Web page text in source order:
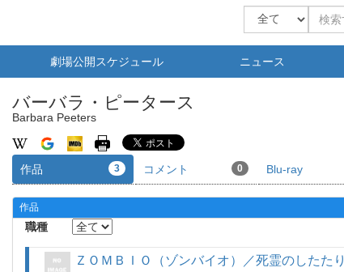
劇場公開スケジュール ニュース
バーバラ・ピータース
Barbara Peeters
作品 3 コメント 0 Blu-ray
作品
職種
ＺＯＭＢＩＯ（ゾンバイオ）／死霊のしたたり